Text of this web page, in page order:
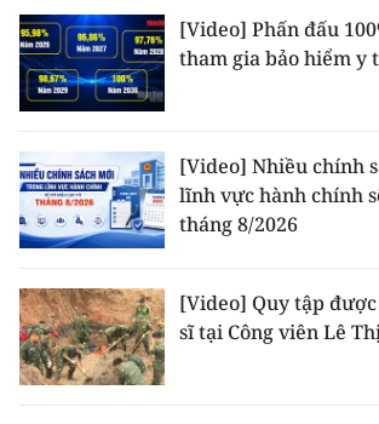
[Video] Phấn đấu
tham gia bảo hiểm y
[Video] Nhiều chính
lĩnh vực hành chính
tháng 8/2026
[Video] Quy tập
sĩ tại Công viên Lê